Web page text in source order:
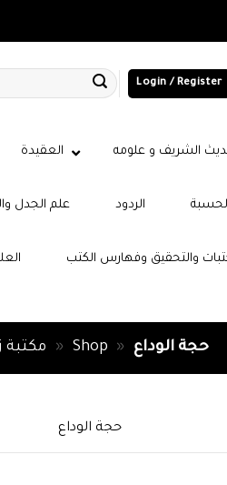
Login / Register
الشريف و علومه العقيدة
علم الجدل الردود
والتحقيق وفهارس الكتب
مكتبة » Shop » حجة الوداع
حجة الوداع